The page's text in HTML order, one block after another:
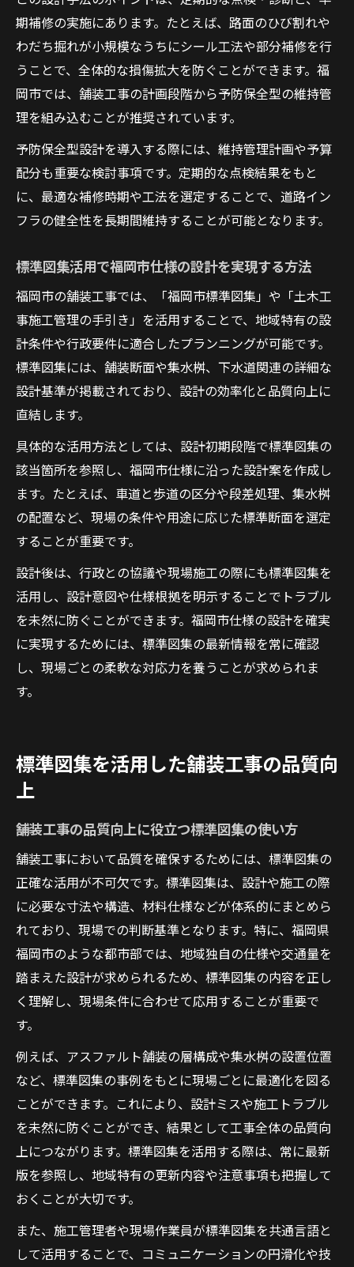
期補修の実施にあります。たとえば、路面のひび割れや
わだち掘れが小規模なうちにシール工法や部分補修を行
うことで、全体的な損傷拡大を防ぐことができます。福
岡市では、舗装工事の計画段階から予防保全型の維持管
理を組み込むことが推奨されています。
予防保全型設計を導入する際には、維持管理計画や予算
配分も重要な検討事項です。定期的な点検結果をもと
に、最適な補修時期や工法を選定することで、道路イン
フラの健全性を長期間維持することが可能となります。
標準図集活用で福岡市仕様の設計を実現する方法
福岡市の舗装工事では、「福岡市標準図集」や「土木工
事施工管理の手引き」を活用することで、地域特有の設
計条件や行政要件に適合したプランニングが可能です。
標準図集には、舗装断面や集水桝、下水道関連の詳細な
設計基準が掲載されており、設計の効率化と品質向上に
直結します。
具体的な活用方法としては、設計初期段階で標準図集の
該当箇所を参照し、福岡市仕様に沿った設計案を作成し
ます。たとえば、車道と歩道の区分や段差処理、集水桝
の配置など、現場の条件や用途に応じた標準断面を選定
することが重要です。
設計後は、行政との協議や現場施工の際にも標準図集を
活用し、設計意図や仕様根拠を明示することでトラブル
を未然に防ぐことができます。福岡市仕様の設計を確実
に実現するためには、標準図集の最新情報を常に確認
し、現場ごとの柔軟な対応力を養うことが求められま
す。
標準図集を活用した舗装工事の品質向
上
舗装工事の品質向上に役立つ標準図集の使い方
舗装工事において品質を確保するためには、標準図集の
正確な活用が不可欠です。標準図集は、設計や施工の際
に必要な寸法や構造、材料仕様などが体系的にまとめら
れており、現場での判断基準となります。特に、福岡県
福岡市のような都市部では、地域独自の仕様や交通量を
踏まえた設計が求められるため、標準図集の内容を正し
く理解し、現場条件に合わせて応用することが重要で
す。
例えば、アスファルト舗装の層構成や集水桝の設置位置
など、標準図集の事例をもとに現場ごとに最適化を図る
ことができます。これにより、設計ミスや施工トラブル
を未然に防ぐことができ、結果として工事全体の品質向
上につながります。標準図集を活用する際は、常に最新
版を参照し、地域特有の更新内容や注意事項も把握して
おくことが大切です。
また、施工管理者や現場作業員が標準図集を共通言語と
して活用することで、コミュニケーションの円滑化や技